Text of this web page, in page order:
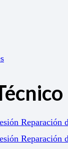
Reparación
Reparación